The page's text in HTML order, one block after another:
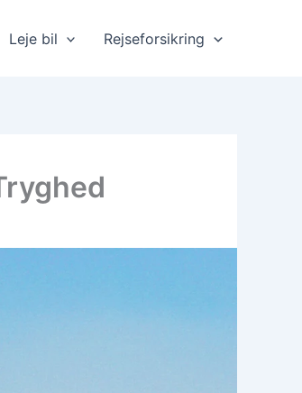
Leje bil Rejseforsikring